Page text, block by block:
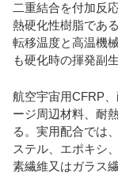
二重結合を付加反
熱硬化性樹脂であ
転移温度と高温機
も硬化時の揮発副
航空宇宙用CFRP
ージ周辺材料、耐
る。実用配合では
ステル、エポキシ
素繊維又はガラス